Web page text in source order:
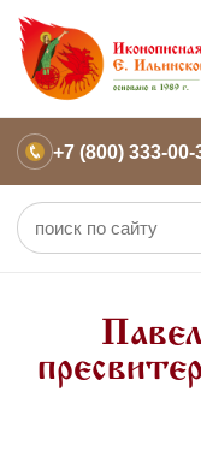
+7 (800) 333-00-